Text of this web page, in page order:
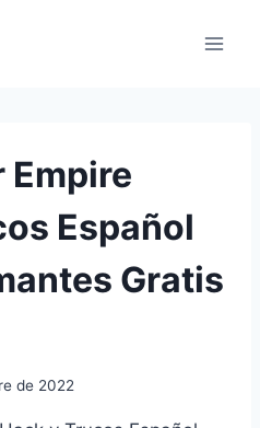
Empire
Español
Gratis
de 2022